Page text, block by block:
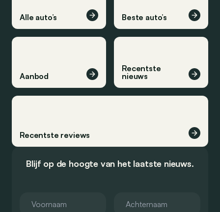
Alle auto’s Beste auto’s
Aanbod
Recentste
nieuws
Recentste reviews
Blijf op de hoogte van het laatste nieuws.